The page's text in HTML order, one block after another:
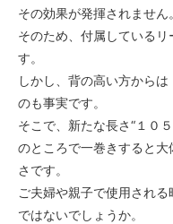
その効果が発揮されません。
そのため、付属している
す。
しかし、背の高い方から
のも事実です。
そこで、新たな長さ“１０
のところで一巻きすると大
さです。
ご夫婦や親子で使用され
ではないでしょうか。